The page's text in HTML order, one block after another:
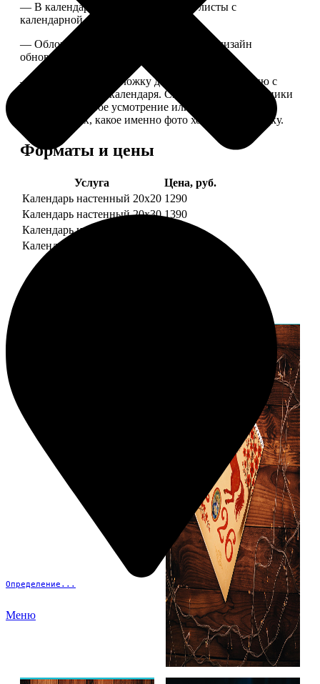
Определение...
Меню
— В календаре 13 листов: обложка+листы с
календарной сеткой.
— Обложка для календаря стандартная, дизайн
обновляем каждый год.
— В кружочек на обложку добавляем фотографию с
одной из страниц календаря. Снимок наши сотрудники
выбирают на свое усмотрение или пишите в
комментариях, какое именно фото хотите на обложку.
Форматы и цены
Услуга
Цена, руб.
Календарь настенный 20х20 1290
Календарь настенный 20х30 1390
Календарь настенный 30х30
Календарь настенный 30х40